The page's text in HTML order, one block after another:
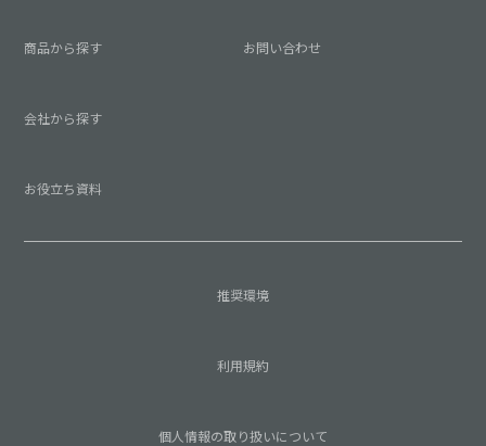
商品から探す
会社から探す
お役立ち資料
お問い合わせ
推奨環境
利用規約
個人情報の取り扱いについて